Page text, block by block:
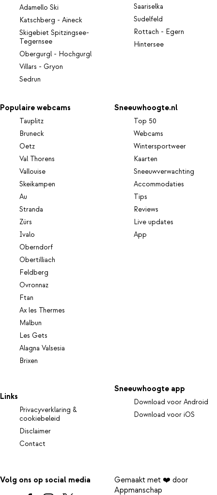
Adamello Ski
Katschberg - Aineck
Skigebiet Spitzingsee-
Tegernsee
Obergurgl - Hochgurgl
Villars - Gryon
Sedrun
Saariselka
Sudelfeld
Rottach - Egern
Hintersee
Populaire webcams
Tauplitz
Bruneck
Oetz
Val Thorens
Vallouise
Skeikampen
Au
Stranda
Zürs
Ivalo
Oberndorf
Obertilliach
Feldberg
Ovronnaz
Ftan
Ax les Thermes
Malbun
Les Gets
Alagna Valsesia
Brixen
Sneeuwhoogte.nl
Top 50
Webcams
Wintersportweer
Kaarten
Sneeuwverwachting
Accommodaties
Tips
Reviews
Live updates
App
Links
Privacyverklaring &
cookiebeleid
Disclaimer
Contact
Sneeuwhoogte app
Download voor Android
Download voor iOS
Volg ons op social media
Gemaakt met ❤️ door
Appmanschap